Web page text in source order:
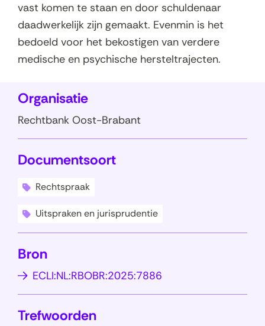
vast komen te staan en door schuldenaar
daadwerkelijk zijn gemaakt. Evenmin is het
bedoeld voor het bekostigen van verdere
medische en psychische hersteltrajecten.
Organisatie
Rechtbank Oost-Brabant
Documentsoort
Rechtspraak
Uitspraken en jurisprudentie
Bron
ECLI:NL:RBOBR:2025:7886
o
Trefwoorden